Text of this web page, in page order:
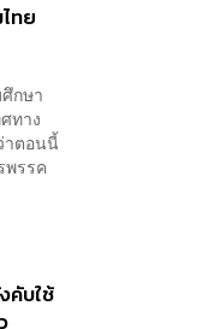
ทย
กษา
ทาง
าตอนนี้
พรรค
คับใช้